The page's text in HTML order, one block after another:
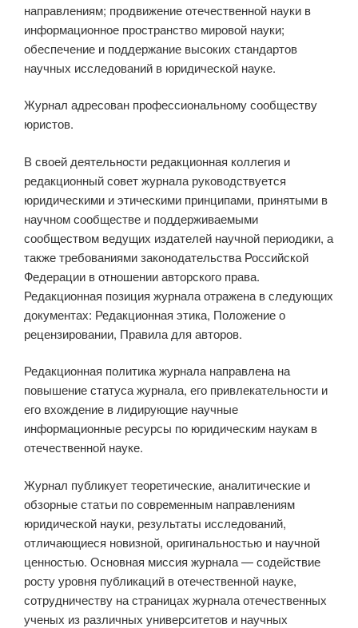
направлениям; продвижение отечественной науки в
информационное пространство мировой науки;
обеспечение и поддержание высоких стандартов
научных исследований в юридической науке.
Журнал адресован профессиональному сообществу
юристов.
В своей деятельности редакционная коллегия и
редакционный совет журнала руководствуется
юридическими и этическими принципами, принятыми в
научном сообществе и поддерживаемыми
сообществом ведущих издателей научной периодики, а
также требованиями законодательства Российской
Федерации в отношении авторского права.
Редакционная позиция журнала отражена в следующих
документах: Редакционная этика, Положение о
рецензировании, Правила для авторов.
Редакционная политика журнала направлена на
повышение статуса журнала, его привлекательности и
его вхождение в лидирующие научные
информационные ресурсы по юридическим наукам в
отечественной науке.
Журнал публикует теоретические, аналитические и
обзорные статьи по современным направлениям
юридической науки, результаты исследований,
отличающиеся новизной, оригинальностью и научной
ценностью. Основная миссия журнала — содействие
росту уровня публикаций в отечественной науке,
сотрудничеству на страницах журнала отечественных
ученых из различных университетов и научных